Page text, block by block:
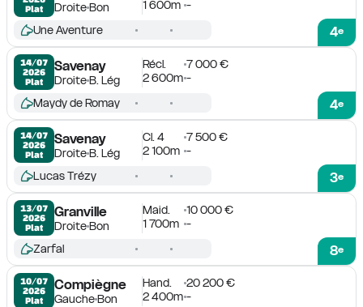
Plat
DroiteBon
1 600m -
4e
Une Aventure
14/07
2026
Plat
Savenay
DroiteB. Lég
Récl.
7 000 €
2 600m -
4e
Maydy de Romay
14/07
2026
Plat
Savenay
DroiteB. Lég
Cl. 4
7 500 €
2 100m -
3e
Lucas Trézy
13/07
2026
Plat
Granville
DroiteBon
Maid.
10 000 €
1 700m -
8e
Zarfal
10/07
2026
Plat
Compiègne
GaucheBon
Hand.
20 200 €
2 400m -